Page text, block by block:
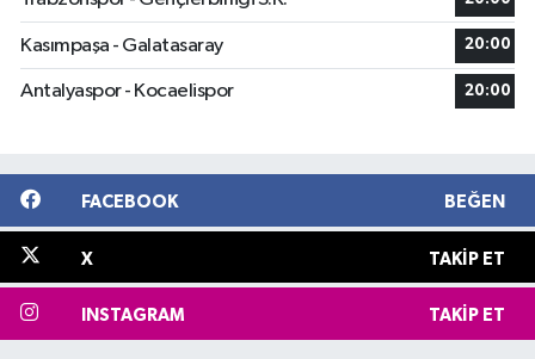
Kasımpaşa - Galatasaray 20:00
Antalyaspor - Kocaelispor 20:00
FACEBOOK BEĞEN
X TAKIP ET
INSTAGRAM TAKIP ET